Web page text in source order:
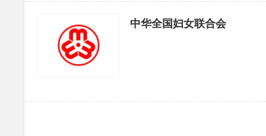
中华全国妇女联合会